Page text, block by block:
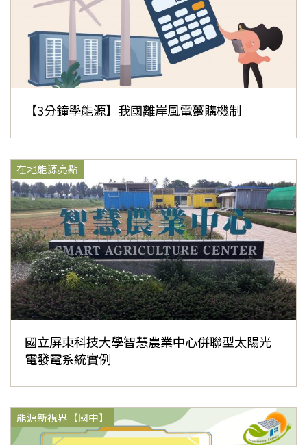
【3分鐘學能源】我國離岸風電躉購機制
在地能源亮點
國立屏東科技大學智慧農業中心併聯型太陽光
電發電系統實例
能源新視界【國中】